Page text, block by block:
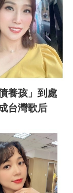
養孩」到處
台灣歌后